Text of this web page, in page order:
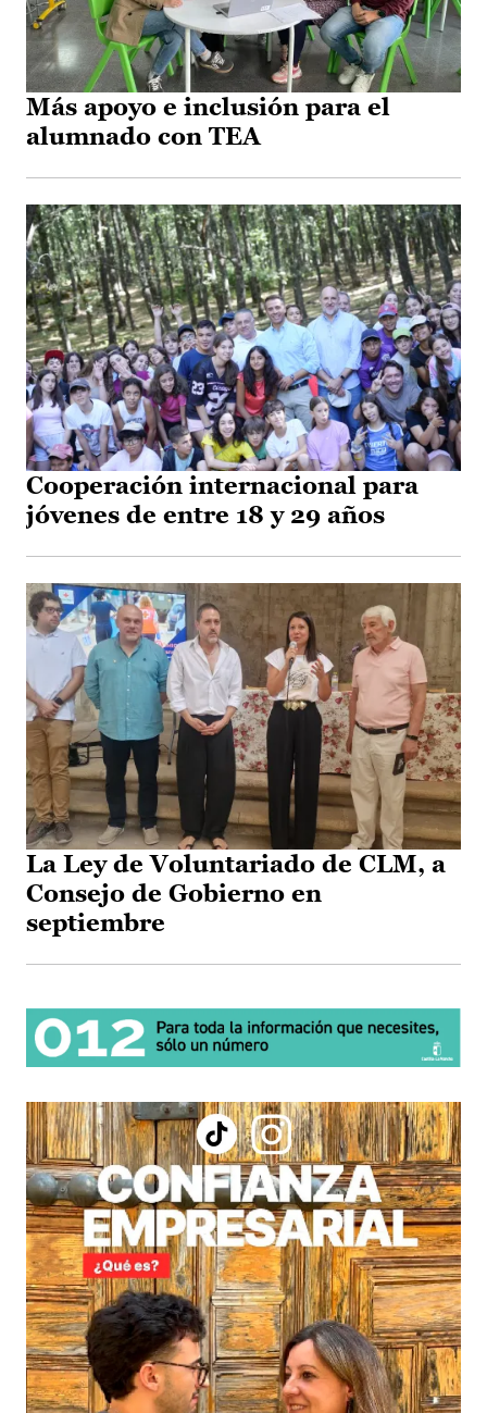
Más apoyo e inclusión para el
alumnado con TEA
Cooperación internacional para
jóvenes de entre 18 y 29 años
La Ley de Voluntariado de CLM, a
Consejo de Gobierno en
septiembre